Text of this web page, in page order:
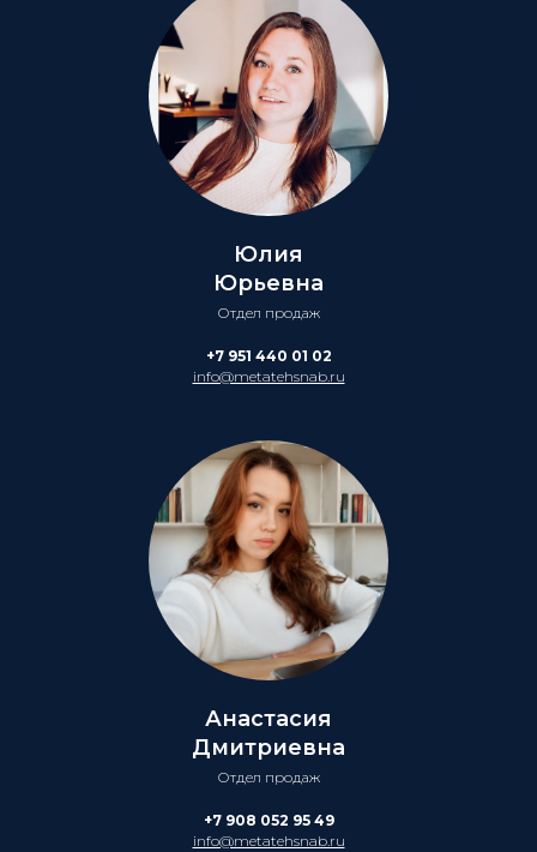
Юлия
Юрьевна
Отдел продаж
+7 951 440 01 02
info@metatehsnab.ru
Анастасия
Дмитриевна
Отдел продаж
+7 908 052 95 49
info@metatehsnab.ru